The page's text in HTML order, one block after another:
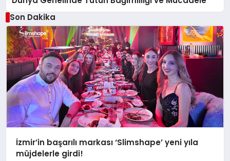
Son Dakika
İzmir’in başarılı markası ‘Slimshape’ yeni yıla
müjdelerle girdi!